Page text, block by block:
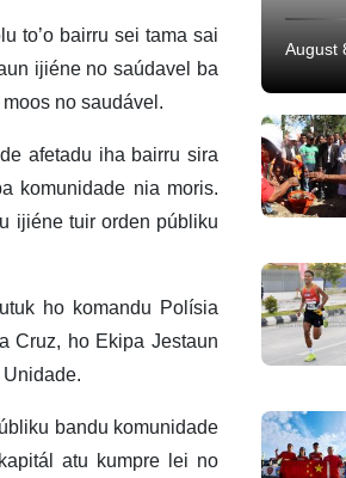
to’o bairru sei tama sai
ijiéne no saúdavel ba
no saudável.
afetadu iha bairru sira
komunidade nia moris.
ijiéne tuir orden públiku
ho komandu Polísia
Cruz, ho Ekipa Jestaun
bandu komunidade
atu kumpre lei no
August